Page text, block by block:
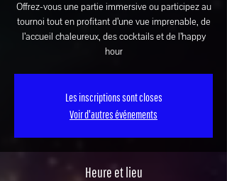
Offrez-vous une partie immersive ou participez au
tournoi tout en profitant d’une vue imprenable, de
l’accueil chaleureux, des cocktails et de l’happy
hour
Les inscriptions sont closes
Voir d'autres événements
Heure et lieu